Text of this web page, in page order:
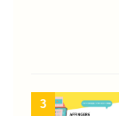
3